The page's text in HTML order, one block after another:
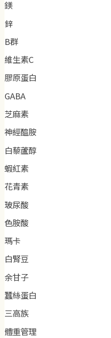
鎂
鋅
B群
維生素C
膠原蛋白
GABA
芝麻素
神經醯胺
白藜蘆醇
蝦紅素
花青素
玻尿酸
色胺酸
瑪卡
白腎豆
余甘子
蠶絲蛋白
三高族
體重管理